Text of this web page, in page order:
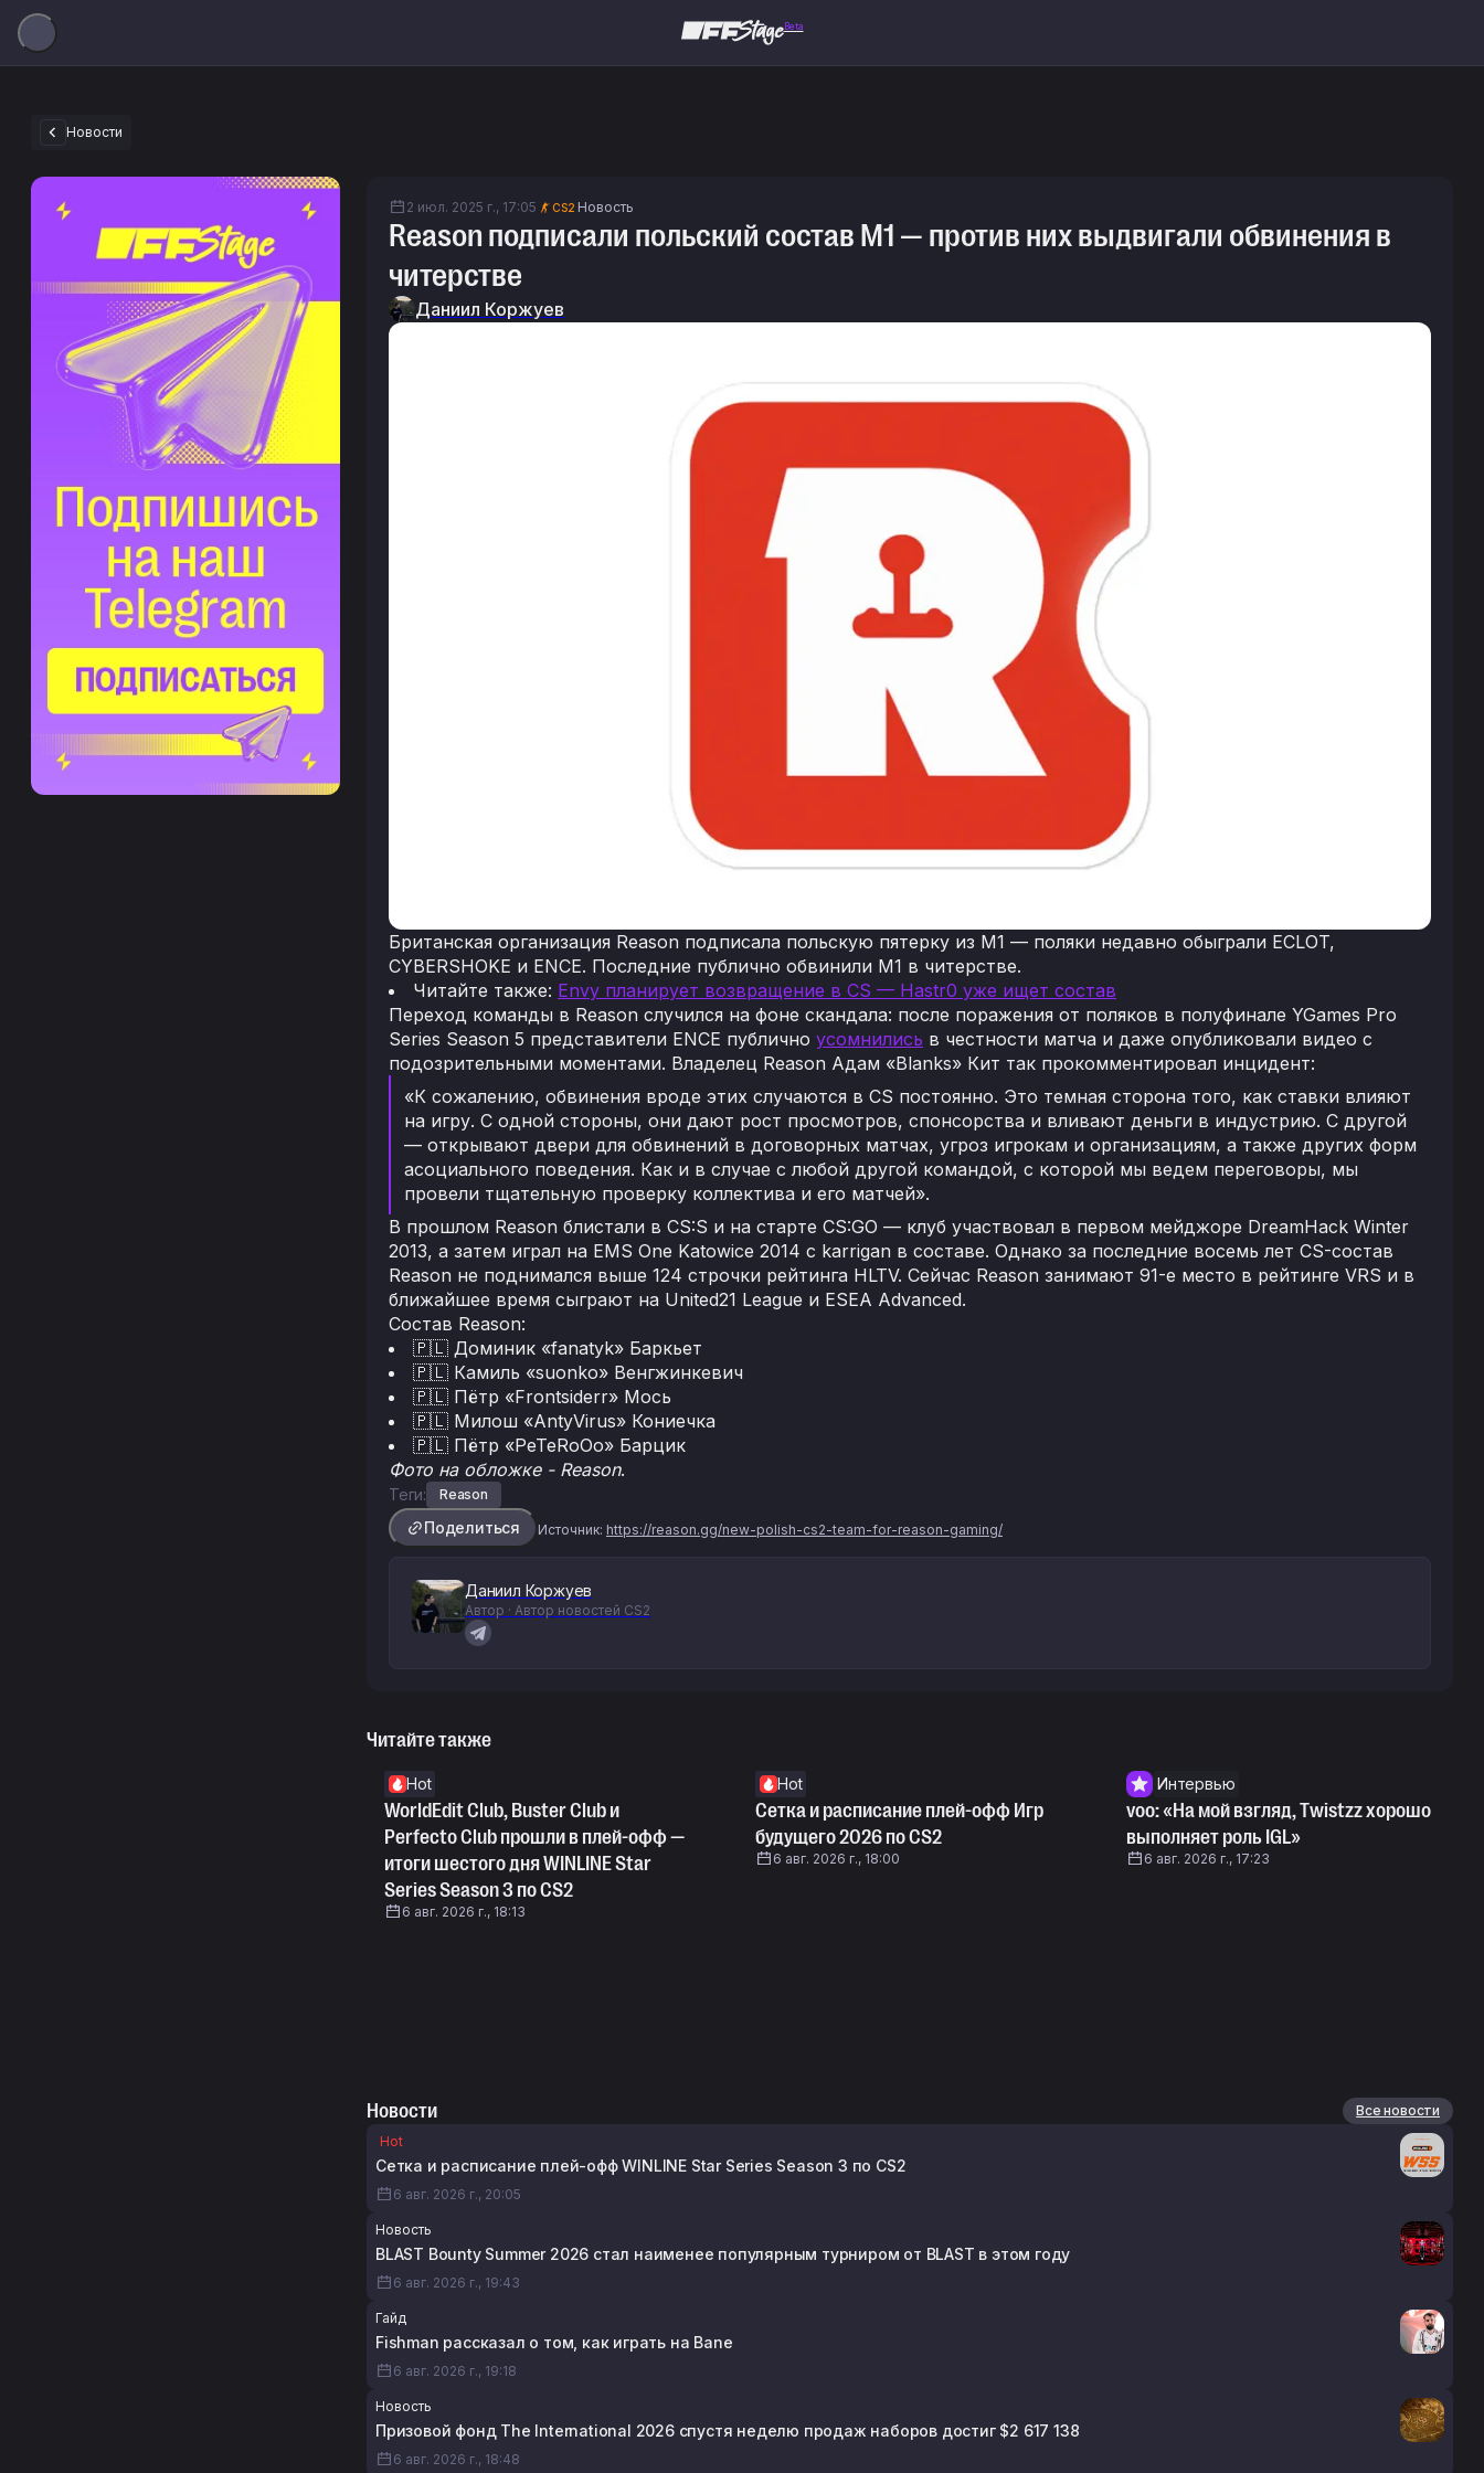
Beta
Новости
2 июл. 2025 г., 17:05 CS2 Новость
Reason подписали польский состав M1 — против них выдвигали обвинения в
читерстве
Даниил Коржуев
Британская организация Reason подписала польскую пятерку из M1 — поляки недавно обыграли ECLOT,
CYBERSHOKE и ENCE. Последние публично обвинили M1 в читерстве.
Читайте также: Envy планирует возвращение в CS — Hastr0 уже ищет состав
Переход команды в Reason случился на фоне скандала: после поражения от поляков в полуфинале YGames Pro
Series Season 5 представители ENCE публично усомнились в честности матча и даже опубликовали видео с
подозрительными моментами. Владелец Reason Адам «Blanks» Кит так прокомментировал инцидент:
«К сожалению, обвинения вроде этих случаются в CS постоянно. Это темная сторона того, как ставки влияют
на игру. С одной стороны, они дают рост просмотров, спонсорства и вливают деньги в индустрию. С другой
— открывают двери для обвинений в договорных матчах, угроз игрокам и организациям, а также других форм
асоциального поведения. Как и в случае с любой другой командой, с которой мы ведем переговоры, мы
провели тщательную проверку коллектива и его матчей».
В прошлом Reason блистали в CS:S и на старте CS:GO — клуб участвовал в первом мейджоре DreamHack Winter
2013, а затем играл на EMS One Katowice 2014 с karrigan в составе. Однако за последние восемь лет CS-состав
Reason не поднимался выше 124 строчки рейтинга HLTV. Сейчас Reason занимают 91-е место в рейтинге VRS и в
ближайшее время сыграют на United21 League и ESEA Advanced.
Состав Reason:
🇵🇱 Доминик «fanatyk» Баркьет
🇵🇱 Камиль «suonko» Венгжинкевич
🇵🇱 Пётр «Frontsiderr» Мось
🇵🇱 Милош «AntyVirus» Кониечка
🇵🇱 Пётр «PeTeRoOo» Барцик
Фото на обложке - Reason.
Теги: Reason
Поделиться Источник: https://reason.gg/new-polish-cs2-team-for-reason-gaming/
Даниил Коржуев
Автор · Автор новостей CS2
Читайте также
Hot
WorldEdit Club, Buster Club и
Perfecto Club прошли в плей-офф —
итоги шестого дня WINLINE Star
Series Season 3 по CS2
6 авг. 2026 г., 18:13
Hot
Сетка и расписание плей-офф Игр
будущего 2026 по CS2
6 авг. 2026 г., 18:00
Интервью
voo: «На мой взгляд, Twistzz хорошо
выполняет роль IGL»
6 авг. 2026 г., 17:23
Новости
Все новости
Hot
Сетка и расписание плей-офф WINLINE Star Series Season 3 по CS2
6 авг. 2026 г., 20:05
Новость
BLAST Bounty Summer 2026 стал наименее популярным турниром от BLAST в этом году
6 авг. 2026 г., 19:43
Гайд
Fishman рассказал о том, как играть на Bane
6 авг. 2026 г., 19:18
Новость
Призовой фонд The International 2026 спустя неделю продаж наборов достиг $2 617 138
6 авг. 2026 г., 18:48